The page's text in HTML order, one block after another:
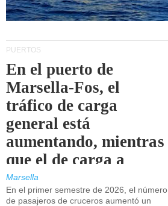
PUERTOS
En el puerto de
Marsella-Fos, el
tráfico de carga
general está
aumentando, mientras
que el de carga a
granel está
disminuyendo.
Marsella
En el primer semestre de 2026, el número
de pasajeros de cruceros aumentó un